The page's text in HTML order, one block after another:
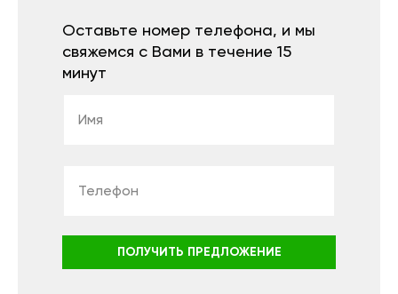
Оставьте номер телефона, и мы
свяжемся с Вами в течение 15
минут
ПОЛУЧИТЬ ПРЕДЛОЖЕНИЕ